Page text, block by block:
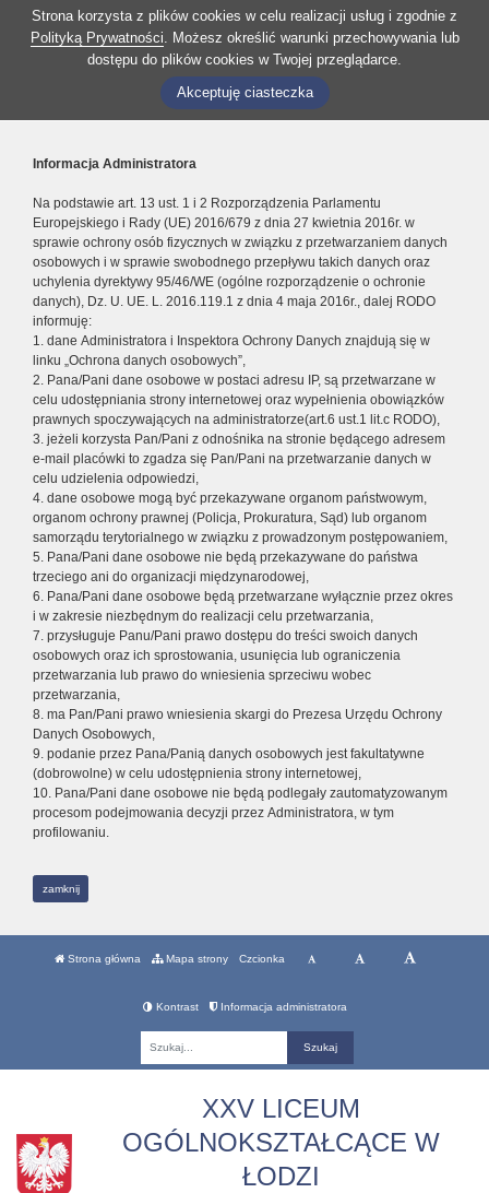
Strona korzysta z plików cookies w celu realizacji usług i zgodnie z
Polityką Prywatności. Możesz określić warunki przechowywania lub
dostępu do plików cookies w Twojej przeglądarce.
Akceptuję ciasteczka
Informacja Administratora
Na podstawie art. 13 ust. 1 i 2 Rozporządzenia Parlamentu
Europejskiego i Rady (UE) 2016/679 z dnia 27 kwietnia 2016r. w
sprawie ochrony osób fizycznych w związku z przetwarzaniem danych
osobowych i w sprawie swobodnego przepływu takich danych oraz
uchylenia dyrektywy 95/46/WE (ogólne rozporządzenie o ochronie
danych), Dz. U. UE. L. 2016.119.1 z dnia 4 maja 2016r., dalej RODO
informuję:
1. dane Administratora i Inspektora Ochrony Danych znajdują się w
linku „Ochrona danych osobowych”,
2. Pana/Pani dane osobowe w postaci adresu IP, są przetwarzane w
celu udostępniania strony internetowej oraz wypełnienia obowiązków
prawnych spoczywających na administratorze(art.6 ust.1 lit.c RODO),
3. jeżeli korzysta Pan/Pani z odnośnika na stronie będącego adresem
e-mail placówki to zgadza się Pan/Pani na przetwarzanie danych w
celu udzielenia odpowiedzi,
4. dane osobowe mogą być przekazywane organom państwowym,
organom ochrony prawnej (Policja, Prokuratura, Sąd) lub organom
samorządu terytorialnego w związku z prowadzonym postępowaniem,
5. Pana/Pani dane osobowe nie będą przekazywane do państwa
trzeciego ani do organizacji międzynarodowej,
6. Pana/Pani dane osobowe będą przetwarzane wyłącznie przez okres
i w zakresie niezbędnym do realizacji celu przetwarzania,
7. przysługuje Panu/Pani prawo dostępu do treści swoich danych
osobowych oraz ich sprostowania, usunięcia lub ograniczenia
przetwarzania lub prawo do wniesienia sprzeciwu wobec
przetwarzania,
8. ma Pan/Pani prawo wniesienia skargi do Prezesa Urzędu Ochrony
Danych Osobowych,
9. podanie przez Pana/Panią danych osobowych jest fakultatywne
(dobrowolne) w celu udostępnienia strony internetowej,
10. Pana/Pani dane osobowe nie będą podlegały zautomatyzowanym
procesom podejmowania decyzji przez Administratora, w tym
profilowaniu.
zamknij
Strona główna Mapa strony Czcionka
Kontrast Informacja administratora
XXV LICEUM
OGÓLNOKSZTAŁCĄCE W
ŁODZI